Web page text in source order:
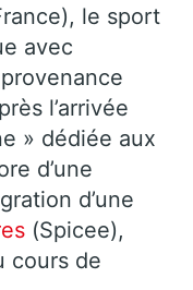
le sport
avec
l’arrivée
» dédiée aux
d’une
d’une
(Spicee),
cours de